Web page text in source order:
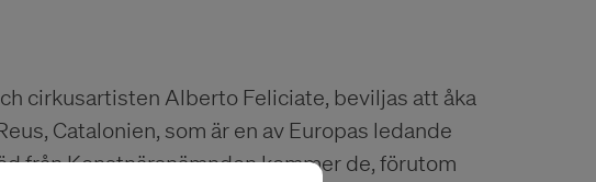
cirkusartisten Alberto Feliciate, beviljas att åka
Catalonien, som är en av Europas ledande
från Konstnärsnämnden kommer de, förutom